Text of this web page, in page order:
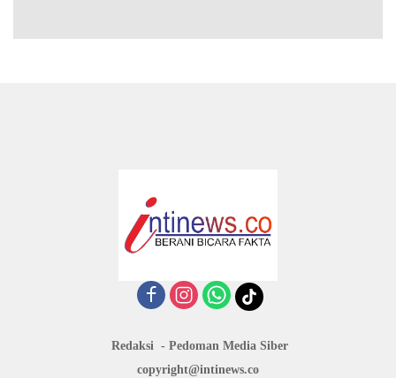
Redaksi
Pedoman Media Siber
copyright@intinews.co